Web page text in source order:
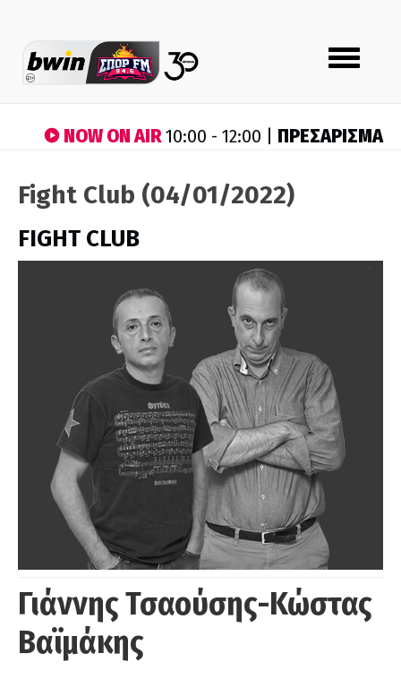
Toggle
navigation
NOW ON AIR10:00 - 12:00 | ΠΡΕΣΑΡΙΣΜΑ
Fight Club (04/01/2022)
FIGHT CLUB
Γιάννης Τσαούσης-Κώστας
Βαϊμάκης